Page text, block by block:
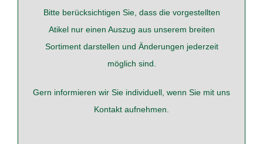
Bitte berücksichtigen Sie, dass die vorgestellten
Atikel nur einen Auszug aus unserem breiten
Sortiment darstellen und Änderungen jederzeit
möglich sind.
Gern informieren wir Sie individuell, wenn Sie mit uns
Kontakt aufnehmen.